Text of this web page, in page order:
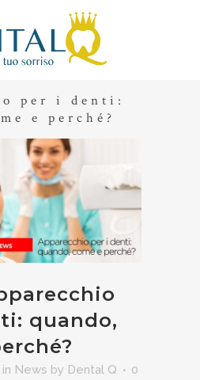
per i denti:
e perché?
quando,
in News by Dental Q
0